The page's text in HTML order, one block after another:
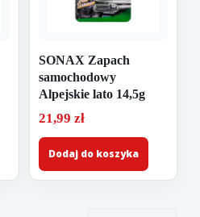
SONAX Zapach
samochodowy
Alpejskie lato 14,5g
21,99 zł
Dodaj do koszyka